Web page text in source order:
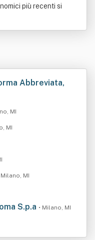
più recenti si
Abbreviata,
MI
MI
Milano, MI
S.p.a • Milano, MI